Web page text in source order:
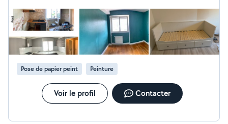
Pose de papier peint Peinture
Voir le profil Contacter